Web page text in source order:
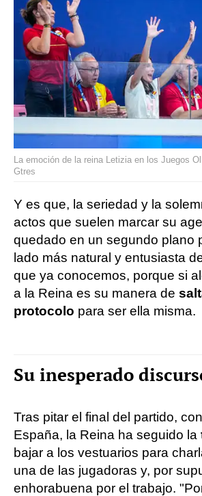
La emoción de la reina Letizia en los Juegos
Gtres
Y es que, la seriedad y la
actos que suelen marcar su
quedado en un segundo plano
lado más natural y entusiasta
que ya conocemos, porque si
a la Reina es su manera de
protocolo para ser ella misma.
Su inesperado
Tras pitar el final del partido,
España, la Reina ha seguido la
bajar a los vestuarios para
una de las jugadoras y, por
enhorabuena por el trabajo.